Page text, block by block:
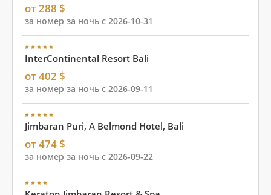
от 288 $
за номер за ночь с 2026-10-31
InterContinental Resort Bali
от 402 $
за номер за ночь с 2026-09-11
Jimbaran Puri, A Belmond Hotel, Bali
от 474 $
за номер за ночь с 2026-09-22